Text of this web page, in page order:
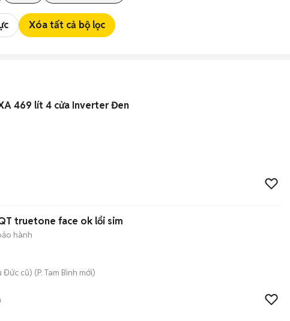
Xóa tất cả bộ lọc
469 lít 4 cửa Inverter Đen
truetone face ok lổi sim
hành
Đức cũ) (P. Tam Bình mới)